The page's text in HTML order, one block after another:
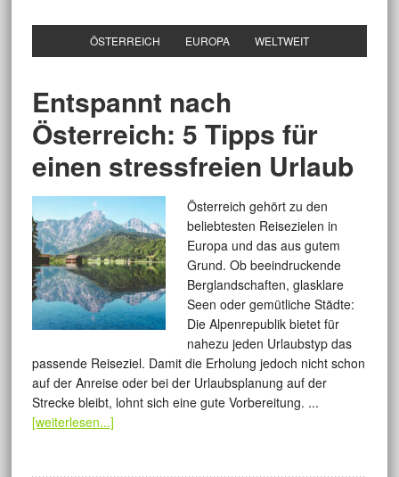
ÖSTERREICH EUROPA WELTWEIT
Entspannt nach
Österreich: 5 Tipps für
einen stressfreien Urlaub
Österreich gehört zu den
beliebtesten Reisezielen in
Europa und das aus gutem
Grund. Ob beeindruckende
Berglandschaften, glasklare
Seen oder gemütliche Städte:
Die Alpenrepublik bietet für
nahezu jeden Urlaubstyp das
passende Reiseziel. Damit die Erholung jedoch nicht schon
auf der Anreise oder bei der Urlaubsplanung auf der
Strecke bleibt, lohnt sich eine gute Vorbereitung. ...
[weiterlesen...]